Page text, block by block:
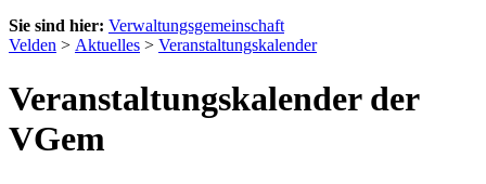
Sie sind hier: Verwaltungsgemeinschaft
Velden > Aktuelles > Veranstaltungskalender
Veranstaltungskalender der
VGem